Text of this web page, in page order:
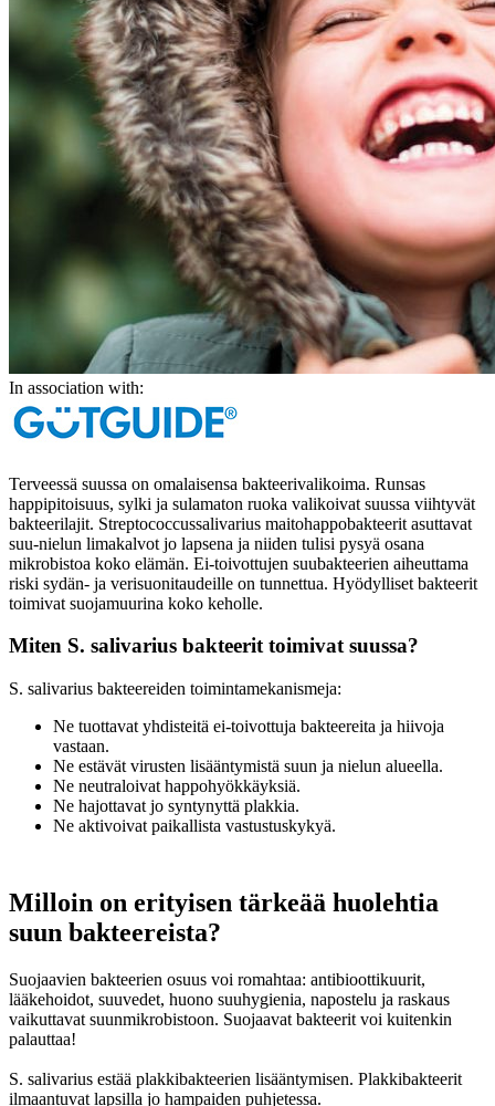
In association with:
Terveessä suussa on omalaisensa bakteerivalikoima. Runsas
happipitoisuus, sylki ja sulamaton ruoka valikoivat suussa viihtyvät
bakteerilajit. Streptococcussalivarius maitohappobakteerit asuttavat
suu-nielun limakalvot jo lapsena ja niiden tulisi pysyä osana
mikrobistoa koko elämän. Ei-toivottujen suubakteerien aiheuttama
riski sydän- ja verisuonitaudeille on tunnettua. Hyödylliset bakteerit
toimivat suojamuurina koko keholle.
Miten S. salivarius bakteerit toimivat suussa?
S. salivarius bakteereiden toimintamekanismeja:
Ne tuottavat yhdisteitä ei-toivottuja bakteereita ja hiivoja
vastaan.
Ne estävät virusten lisääntymistä suun ja nielun alueella.
Ne neutraloivat happohyökkäyksiä.
Ne hajottavat jo syntynyttä plakkia.
Ne aktivoivat paikallista vastustuskykyä.
Milloin on erityisen tärkeää huolehtia
suun bakteereista?
Suojaavien bakteerien osuus voi romahtaa: antibioottikuurit,
lääkehoidot, suuvedet, huono suuhygienia, napostelu ja raskaus
vaikuttavat suunmikrobistoon. Suojaavat bakteerit voi kuitenkin
palauttaa!
S. salivarius estää plakkibakteerien lisääntymisen. Plakkibakteerit
ilmaantuvat lapsilla jo hampaiden puhjetessa.